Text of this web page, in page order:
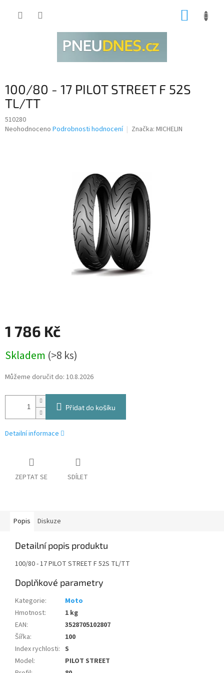
100/80 - 17 PILOT STREET F 52S
TL/TT
510280
Průměrné
Neohodnoceno Podrobnosti hodnocení Značka: MICHELIN
1 786 Kč
cena:
Skladem (>8 ks)
Můžeme doručit do: 10.8.2026
Přidat do košíku
Detailní informace
ZEPTAT SE SDÍLET
Popis Diskuze
Detailní popis produktu
100/80 - 17 PILOT STREET F 52S TL/TT
Doplňkové parametry
Kategorie:
Moto
Hmotnost:
1 kg
EAN:
3528705102807
Šířka:
100
Index rychlosti: S
Model:
PILOT STREET